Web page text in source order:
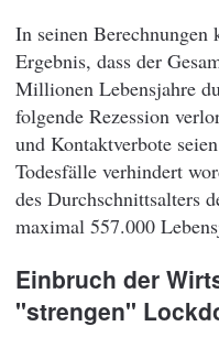
In seinen Berechnungen
Ergebnis, dass der
Millionen Lebensjahre
folgende Rezession
und Kontaktverbote
Todesfälle verhindert
des Durchschnittsalters
maximal 557.000
Einbruch der
"strengen"